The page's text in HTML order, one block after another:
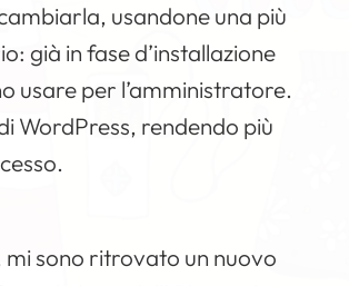
usandone una più
già in fase d’installazione
usare per l’amministratore.
WordPress, rendendo più
sono ritrovato un nuovo